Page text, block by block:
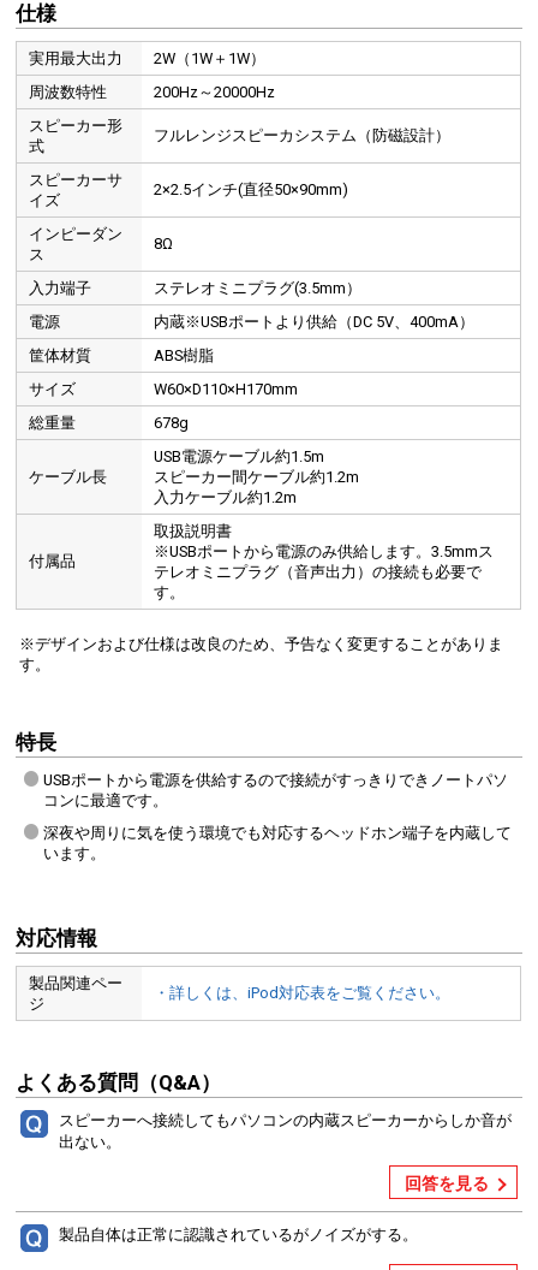
仕様
実用最大出力
2W（1W＋1W）
周波数特性
200Hz～20000Hz
スピーカー形
式
フルレンジスピーカシステム（防磁設計）
スピーカーサ
イズ
2×2.5インチ(直径50×90mm)
インピーダン
ス
8Ω
入力端子
ステレオミニプラグ(3.5mm）
電源
内蔵※USBポートより供給（DC 5V、400mA）
筐体材質
ABS樹脂
サイズ
W60×D110×H170mm
総重量
678g
ケーブル長
USB電源ケーブル約1.5m
スピーカー間ケーブル約1.2m
入力ケーブル約1.2m
付属品
取扱説明書
※USBポートから電源のみ供給します。3.5mmス
テレオミニプラグ（音声出力）の接続も必要で
す。
※デザインおよび仕様は改良のため、予告なく変更することがありま
す。
特長
USBポートから電源を供給するので接続がすっきりできノートパソ
コンに最適です。
深夜や周りに気を使う環境でも対応するヘッドホン端子を内蔵して
います。
対応情報
製品関連ペー
ジ
・詳しくは、iPod対応表をご覧ください。
よくある質問（Q&A）
スピーカーへ接続してもパソコンの内蔵スピーカーからしか音が
出ない。
回答を見る
製品自体は正常に認識されているがノイズがする。